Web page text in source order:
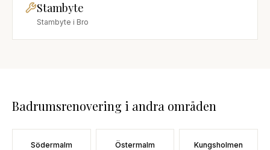
Stambyte
Stambyte i Bro
Badrumsrenovering i andra områden
Södermalm Östermalm Kungsholmen